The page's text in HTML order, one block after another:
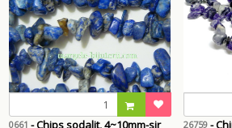
0661 26759